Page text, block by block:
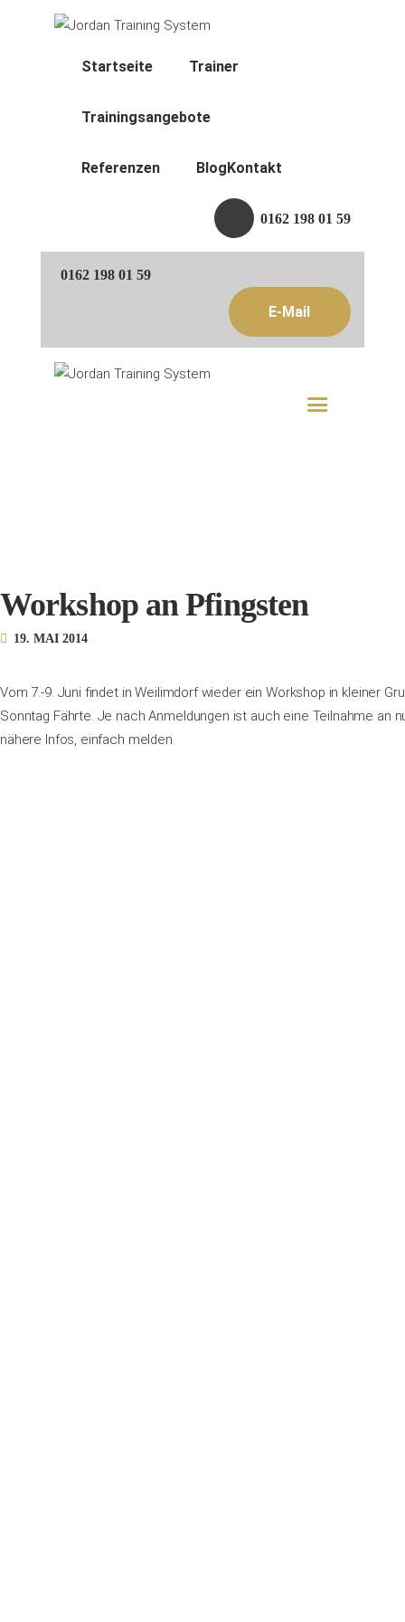
Startseite Trainer
Trainingsangebote
Referenzen Blog Kontakt
0162 198 01 59
0162 198 01 59
E-Mail
Startseite
Trainer
Trainingsangebote
Referenzen
Kontakt
Workshop an Pfingsten
19. MAI 2014
Vom 7.-9. Juni findet in Weilimdorf wieder ein Workshop in kleiner
Sonntag Fährte. Je nach Anmeldungen ist auch eine Teilnahme an
nähere Infos, einfach melden.